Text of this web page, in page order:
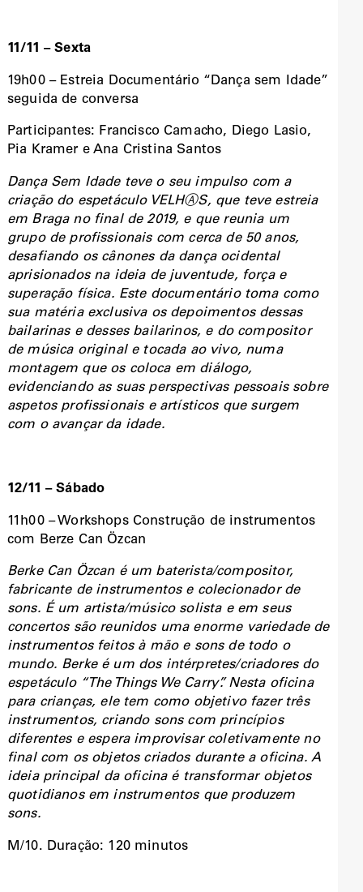
11/11 – Sexta
19h00 – Estreia Documentário “Dança sem Idade”
seguida de conversa
Participantes: Francisco Camacho, Diego Lasio,
Pia Kramer e Ana Cristina Santos
Dança Sem Idade teve o seu impulso com a
criação do espetáculo VELHⒶS, que teve estreia
em Braga no final de 2019, e que reunia um
grupo de profissionais com cerca de 50 anos,
desafiando os cânones da dança ocidental
aprisionados na ideia de juventude, força e
superação física. Este documentário toma como
sua matéria exclusiva os depoimentos dessas
bailarinas e desses bailarinos, e do compositor
de música original e tocada ao vivo, numa
montagem que os coloca em diálogo,
evidenciando as suas perspectivas pessoais sobre
aspetos profissionais e artísticos que surgem
com o avançar da idade.
12/11 – Sábado
11h00 – Workshops Construção de instrumentos
com Berze Can Özcan
Berke Can Özcan é um baterista/compositor,
fabricante de instrumentos e colecionador de
sons. É um artista/músico solista e em seus
concertos são reunidos uma enorme variedade de
instrumentos feitos à mão e sons de todo o
mundo. Berke é um dos intérpretes/criadores do
espetáculo “The Things We Carry”. Nesta oficina
para crianças, ele tem como objetivo fazer três
instrumentos, criando sons com princípios
diferentes e espera improvisar coletivamente no
final com os objetos criados durante a oficina. A
ideia principal da oficina é transformar objetos
quotidianos em instrumentos que produzem
sons.
M/10. Duração: 120 minutos